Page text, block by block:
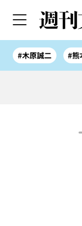
#木原誠二 #熊